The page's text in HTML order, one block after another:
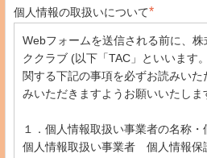
個人情報の取扱いについて*
Webフォームを送信される前に、
ククラブ (以下「TAC」といいます
関する下記の事項を必ずお読みい
みいただきますようお願いいたしま
１．個人情報取扱い事業者の名称
個人情報取扱い事業者 個人情報